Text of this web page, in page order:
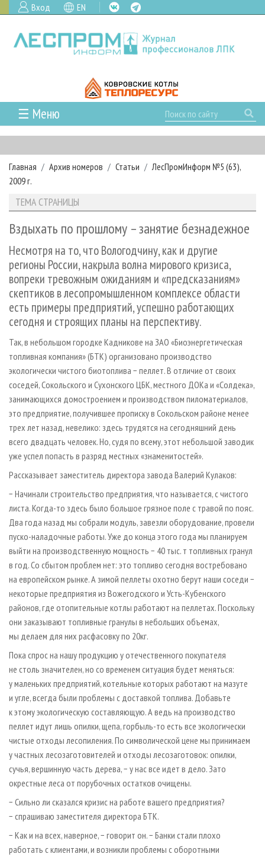
Вход EN
☰ Меню
ГЛАВНАЯ
РУБРИКИ И ТЕМЫ
РУБРИКИ ЖУРНАЛА
ЛЕСОЗАГОТОВКА
ЛЕСОПИЛЕНИЕ
ДЕРЕВООБРАБОТКА
СУШКА ДРЕВЕСИНЫ
ПРОИЗВОДСТВО ДРЕВЕСНЫХ ПЛИТ
ДЕРЕВЯННОЕ ДОМОСТРОЕНИЕ
ПРОИЗВОДСТВО МЕБЕЛИ
БИОЭНЕРГЕТИКА
ЦБП
ИНСТРУМЕНТ И МАТЕРИАЛЫ
НОВОСТИ
НОВОСТИ ЛПК
НОВОСТИ ЖУРНАЛА
НОВОСТИ КОМПАНИЙ
ПРОЕКТЫ ЛПИ
АНАЛИТИКА
ПРЕДПРИЯТИЯ ЛПК
ЛЕСНЫЕ РЕГИОНЫ РОССИИ
ПЕРСОНЫ
МОБИЛЬНЫЕ ВЫСТАВКИ
ОФИЦИАЛЬНЫЕ ДЕЛЕГАЦИИ
RUSSIAN FORESTRY REVIEW
ГАЗЕТА ЛЕСПРОМФОРУМ
БИБЛИОТЕКА СПЕЦИАЛИСТА
АРХИВ ЖУРНАЛОВ
СТАТЬИ
О ЖУРНАЛЕ
ПОДПИСКА
КОНТАКТЫ
РЕКЛАМОДАТЕЛЯМ
РЕКЛАМА
РЕКЛАМА НА САЙТЕ
Главная Архив номеров Статьи
ЛесПромИнформ №5 (63),
2009 г.
ТЕМА СТРАНИЦЫ
Вздыхать по прошлому – занятие безнадежное
Несмотря на то, что Вологодчину, как и другие
регионы России, накрыла волна мирового кризиса,
вопреки тревожным ожиданиям и «предсказаниям»
скептиков в лесопромышленном комплексе области
есть примеры предприятий, успешно работающих
сегодня и строящих планы на перспективу.
Так, в небольшом городке Кадникове на ЗАО «Биоэнергетическая
топливная компания» (БТК) организовано производство
экологически чистого биотоплива − пеллет. В отличие от своих
соседей, Сокольского и Сухонского ЦБК, местного ДОКа и «Солдека»,
занимающихся домостроением и производством пиломатериалов,
это предприятие, получившее прописку в Сокольском районе менее
трех лет назад, невелико: здесь трудятся на сегодняшний день
всего двадцать человек. Но, судя по всему, этот небольшой заводик
уже успел попасть в разряд местных «знаменитостей».
Рассказывает заместитель директора завода Валерий Кулаков:
− Начинали строительство предприятия, что называется, с чистого
листа. Когда-то здесь было большое грязное поле с травой по пояс.
Два года назад мы собрали модуль, завезли оборудование, провели
пуско-наладочные работы. Уже до конца этого года мы планируем
выйти на производственную мощность − 40 тыс. т топливных гранул
в год. Со сбытом проблем нет: это топливо сегодня востребовано
на европейском рынке. А зимой пеллеты охотно берут наши соседи −
некоторые предприятия из Вожегодского и Усть-Кубенского
районов, где отопительные котлы работают на пеллетах. Поскольку
они заказывают топливные гранулы в небольших объемах,
мы делаем для них расфасовку по 20кг.
Пока спрос на нашу продукцию у отечественного покупателя
не столь значителен, но со временем ситуация будет меняться:
у маленьких предприятий, котельные которых работают на мазуте
и угле, всегда были проблемы с доставкой топлива. Добавьте
к этому экологическую составляющую. А ведь на производство
пеллет идут лишь опилки, щепа, горбыль-то есть все экологически
чистые отходы лесопиления. По символической цене мы принимаем
у частных лесозаготовителей и отходы лесозаготовок: опилки,
сучья, вершинную часть дерева, − у нас все идет в дело. Зато
окрестные леса от порубочных остатков очищены.
− Сильно ли сказался кризис на работе вашего предприятия?
− спрашиваю заместителя директора БТК.
− Как и на всех, наверное, − говорит он. − Банки стали плохо
работать с клиентами, и возникли проблемы с оборотными